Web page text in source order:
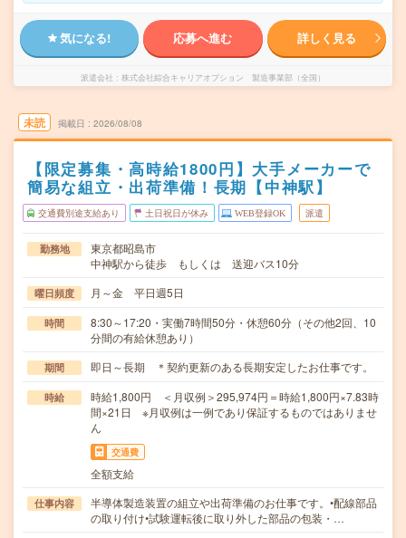
気になる! 応募へ進む 詳しく見る
派遣会社 株式会社綜合キャリアオプション 製造事業部（全国）
未読 掲載日 2026/08/08
【限定募集・高時給1800円】大手メーカーで
簡易な組立・出荷準備！長期【中神駅】
交通費別途支給あり 土日祝日が休み WEB登録OK 派遣
勤務地
東京都昭島市
中神駅から徒歩 もしくは 送迎バス10分
曜日頻度 月～金 平日週5日
時間
8:30～17:20・実働7時間50分・休憩60分（その他2回、10
分間の有給休憩あり）
期間 即日～長期 ＊契約更新のある長期安定したお仕事です。
時給
時給1,800円 ＜月収例＞295,974円＝時給1,800円×7.83時
間×21日 ※月収例は一例であり保証するものではありませ
ん
交通費
全額支給
仕事内容
半導体製造装置の組立や出荷準備のお仕事です。•配線部品
の取り付け•試験運転後に取り外した部品の包装・…